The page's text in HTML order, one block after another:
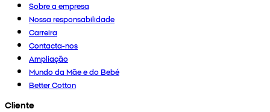
Sobre a empresa
Nossa responsabilidade
Carreira
Contacta-nos
Ampliação
Mundo da Mãe e do Bebé
Better Cotton
Cliente